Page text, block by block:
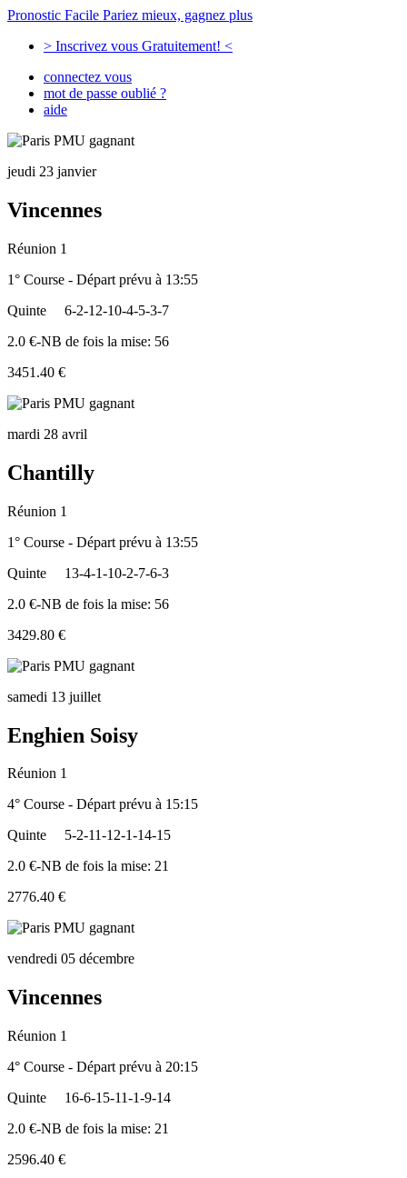
Pronostic Facile Pariez mieux, gagnez plus
> Inscrivez vous Gratuitement! <
connectez vous
mot de passe oublié ?
aide
jeudi 23 janvier
Vincennes
Réunion 1
1° Course - Départ prévu à 13:55
Quinte
6-2-12-10-4-5-3-7
2.0 €-NB de fois la mise: 56
3451.40 €
mardi 28 avril
Chantilly
Réunion 1
1° Course - Départ prévu à 13:55
Quinte
13-4-1-10-2-7-6-3
2.0 €-NB de fois la mise: 56
3429.80 €
samedi 13 juillet
Enghien Soisy
Réunion 1
4° Course - Départ prévu à 15:15
Quinte
5-2-11-12-1-14-15
2.0 €-NB de fois la mise: 21
2776.40 €
vendredi 05 décembre
Vincennes
Réunion 1
4° Course - Départ prévu à 20:15
Quinte
16-6-15-11-1-9-14
2.0 €-NB de fois la mise: 21
2596.40 €